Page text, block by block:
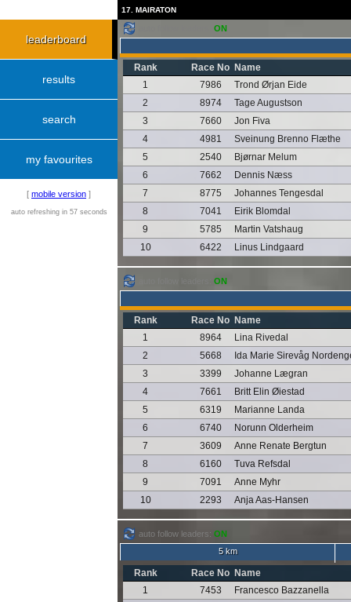
17. MAIRATON
leaderboard
results
search
my favourites
[ mobile version ]
auto refreshing in 57 seconds
ON
Rank Race No Name
1
7986
Trond Ørjan Eide
2
8974
Tage Augustson
3
7660
Jon Fiva
4
4981
Sveinung Brenno Flæthe
5
2540
Bjørnar Melum
6
7662
Dennis Næss
7
8775
Johannes Tengesdal
8
7041
Eirik Blomdal
9
5785
Martin Vatshaug
10
6422 Linus Lindgaard
ON
Rank Race No Name
1
8964
Lina Rivedal
2
5668
Ida Marie Sirevåg
3
3399
Johanne Lægran
4
7661
Britt Elin Øiestad
5
6319
Marianne Landa
6
6740
Norunn Olderheim
7
3609
Anne Renate Bergtun
8
6160
Tuva Refsdal
9
7091
Anne Myhr
10
2293 Anja Aas-Hansen
auto follow leaders: ON
5 km
Rank Race No Name
1
7453
Francesco Bazzanella